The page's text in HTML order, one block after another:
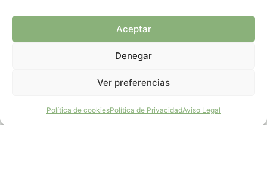
Aceptar
Denegar
Ver preferencias
Política de cookiesPolítica de PrivacidadAviso Legal